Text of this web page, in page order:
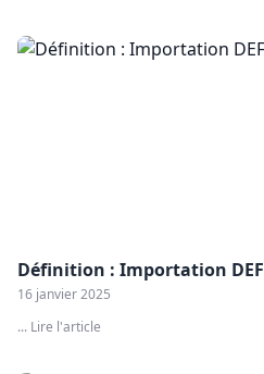
Définition : Importation DEF
16 janvier 2025
... Lire l'article